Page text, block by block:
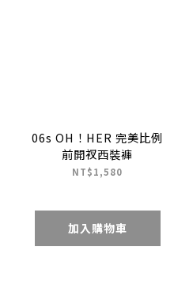
06s OH！HER 完美比例
前開衩西裝褲
NT$1,580
加入購物車